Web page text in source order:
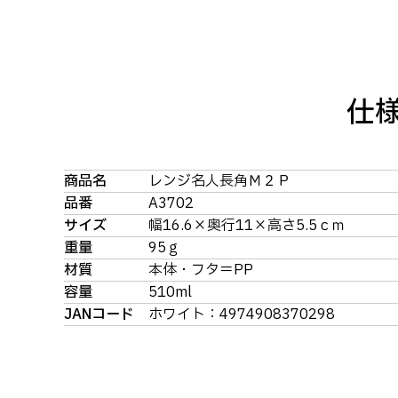
仕
商品名
レンジ名人長角Ｍ２Ｐ
品番
A3702
サイズ
幅16.6×奥行11×高さ5.5ｃｍ
重量
95ｇ
材質
本体・フタ＝PP
容量
510ml
JANコード
ホワイト：4974908370298